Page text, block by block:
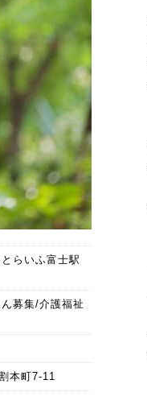
らいふ富士駅
募集/介護福祉
本町7-11